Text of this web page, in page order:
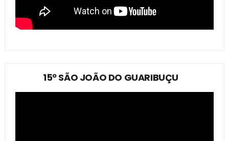
15º SÃO JOÃO DO GUARIBUÇU